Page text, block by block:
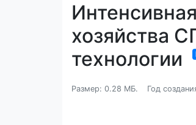
хозяйства
технологии
Размер: 0.28 МБ. Год